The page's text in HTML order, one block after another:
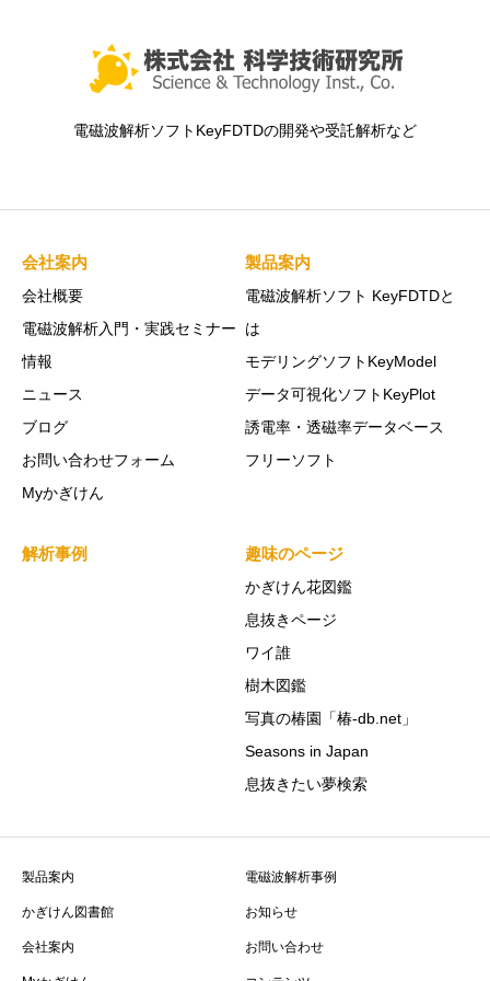
電磁波解析ソフトKeyFDTDの開発や受託解析など
会社案内
会社概要
電磁波解析入門・実践セミナー
情報
ニュース
ブログ
お問い合わせフォーム
Myかぎけん
製品案内
電磁波解析ソフト KeyFDTDと
は
モデリングソフトKeyModel
データ可視化ソフトKeyPlot
誘電率・透磁率データベース
フリーソフト
解析事例 趣味のページ
かぎけん花図鑑
息抜きページ
ワイ誰
樹木図鑑
写真の椿園「椿-db.net」
Seasons in Japan
息抜きたい夢検索
製品案内 電磁波解析事例
かぎけん図書館 お知らせ
会社案内 お問い合わせ